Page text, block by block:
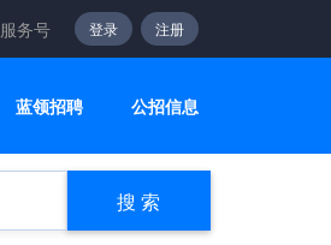
服务号 登录 注册
蓝领招聘 公招信息
搜 索